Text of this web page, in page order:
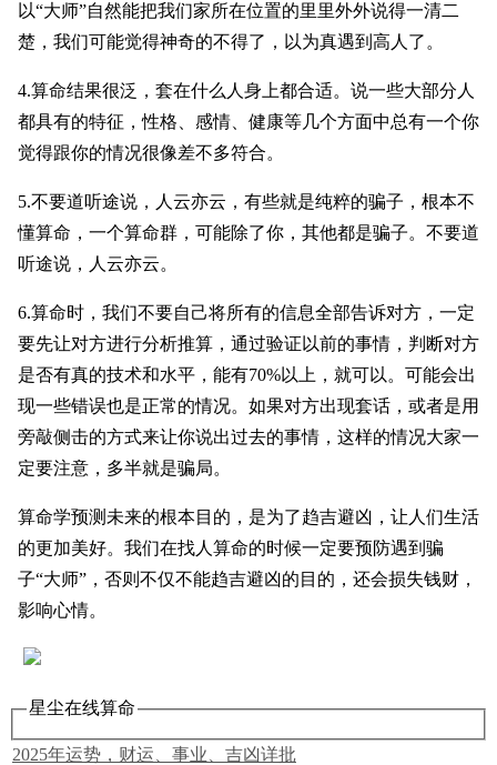
以“大师”自然能把我们家所在位置的里里外外说得一清二
楚，我们可能觉得神奇的不得了，以为真遇到高人了。
4.算命结果很泛，套在什么人身上都合适。说一些大部分人
都具有的特征，性格、感情、健康等几个方面中总有一个你
觉得跟你的情况很像差不多符合。
5.不要道听途说，人云亦云，有些就是纯粹的骗子，根本不
懂算命，一个算命群，可能除了你，其他都是骗子。不要道
听途说，人云亦云。
6.算命时，我们不要自己将所有的信息全部告诉对方，一定
要先让对方进行分析推算，通过验证以前的事情，判断对方
是否有真的技术和水平，能有70%以上，就可以。可能会出
现一些错误也是正常的情况。如果对方出现套话，或者是用
旁敲侧击的方式来让你说出过去的事情，这样的情况大家一
定要注意，多半就是骗局。
算命学预测未来的根本目的，是为了趋吉避凶，让人们生活
的更加美好。我们在找人算命的时候一定要预防遇到骗
子“大师”，否则不仅不能趋吉避凶的目的，还会损失钱财，
影响心情。
星尘在线算命
2025年运势，财运、事业、吉凶详批